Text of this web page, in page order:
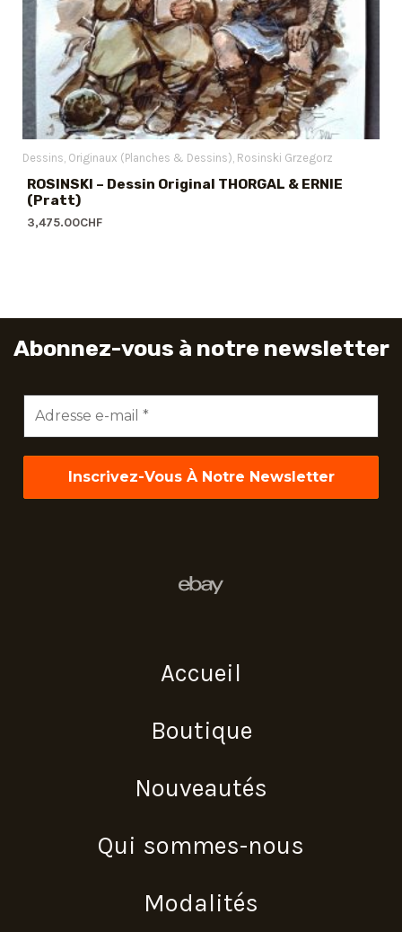
Dessins Originaux (Planches & Dessins) Rosinski Grzegorz
ROSINSKI – Dessin Original THORGAL & ERNIE
(Pratt)
3,475.00CHF
Abonnez-vous à notre newsletter
mail
*
Accueil
Boutique
Nouveautés
Qui sommes-nous
Modalités